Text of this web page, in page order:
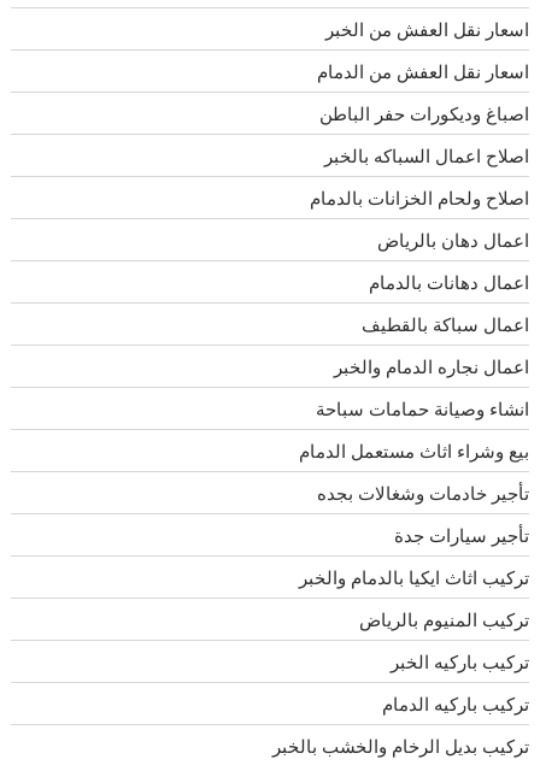
اسعار نقل العفش من الخبر
اسعار نقل العفش من الدمام
اصباغ وديكورات حفر الباطن
اصلاح اعمال السباكه بالخبر
اصلاح ولحام الخزانات بالدمام
اعمال دهان بالرياض
اعمال دهانات بالدمام
اعمال سباكة بالقطيف
اعمال نجاره الدمام والخبر
انشاء وصيانة حمامات سباحة
بيع وشراء اثاث مستعمل الدمام
تأجير خادمات وشغالات بجده
تأجير سيارات جدة
تركيب اثاث ايكيا بالدمام والخبر
تركيب المنيوم بالرياض
تركيب باركيه الخبر
تركيب باركيه الدمام
تركيب بديل الرخام والخشب بالخبر